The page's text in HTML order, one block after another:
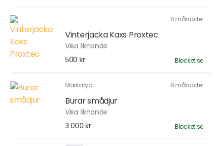
8 månader
Vinterjacka Kaxs Proxtec
Visa liknande
500 kr
Blocket.se
Markaryd 8 månader
Burar smådjur
Visa liknande
3 000 kr
Blocket.se